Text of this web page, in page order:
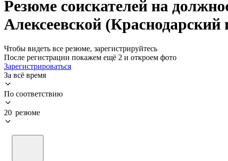
Резюме соискателей на
Алексеевской (Краснодарский
Чтобы видеть все резюме, зарегистрируйтесь
После регистрации покажем ещё 2 и откроем фото
Зарегистрироваться
За всё время
По соответствию
20 резюме